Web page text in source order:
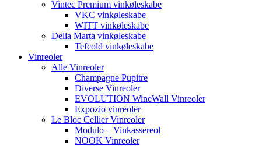
Vintec Premium vinkøleskabe
VKC vinkøleskabe
WITT vinkøleskabe
Della Marta vinkøleskabe
Tefcold vinkøleskabe
Vinreoler
Alle Vinreoler
Champagne Pupitre
Diverse Vinreoler
EVOLUTION WineWall Vinreoler
Expozio vinreoler
Le Bloc Cellier Vinreoler
Modulo – Vinkassereol
NOOK Vinreoler